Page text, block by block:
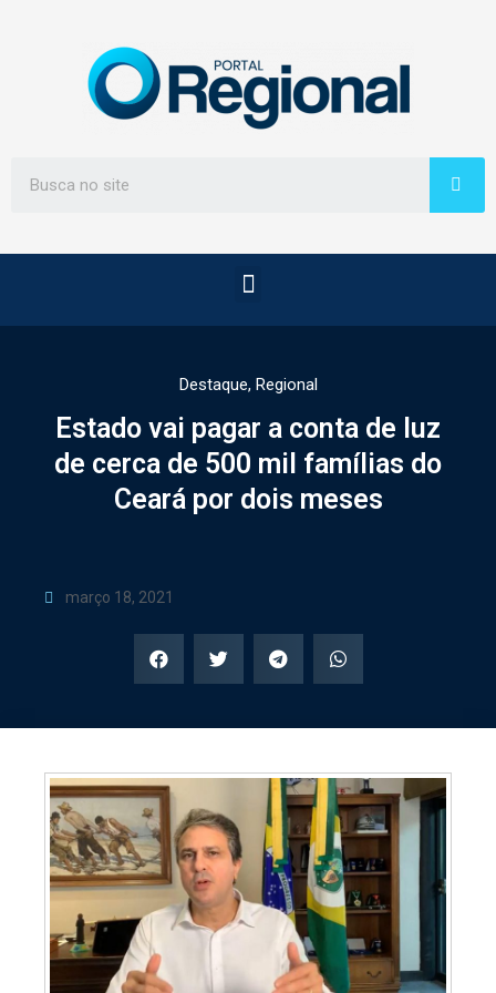
Destaque, Regional
Estado vai pagar a conta de luz
de cerca de 500 mil famílias do
Ceará por dois meses
março 18, 2021